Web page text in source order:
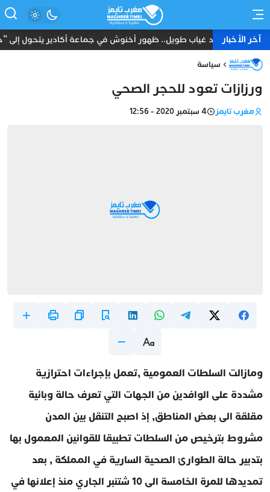
آخر الأخباربعد غياب طويل.. ظهور أخنوش في جماعة أكادير يتحول إلى
سياسة
ورزازات تعود للحجر الصحي
مغرب تايمز 4 سبتمبر 2020 - 12:56
ومازالت السلطات العمومية ,تعمل بإجراءات احترازية
مشددة على الوافدين من الجهات التي تعرف حالة وبائية
مقلقة الى بعض المناطق, إذ اصبح التنقل بين المدن
مشروط بترخيص من السلطات تطبيقا للقوانين المعمول بها
بتدبير حالة الطوارئ الصحية السارية في المملكة , بعد
تمديدها للمرة الخامسة الى 10 شتنبر الجاري منذ إعلانها في